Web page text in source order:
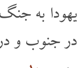
یهودا به
در جنوب و